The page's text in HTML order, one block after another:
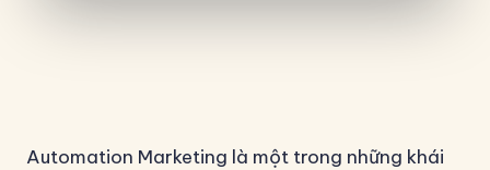
Automation Marketing là một trong những khái